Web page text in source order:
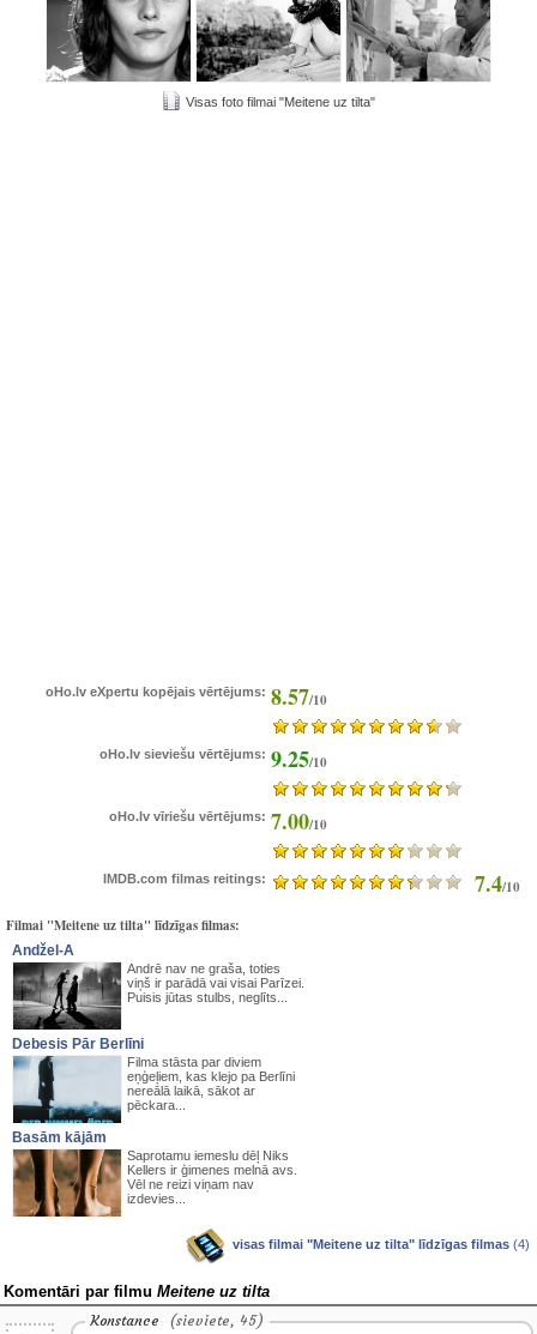
Visas foto filmai "Meitene uz tilta"
oHo.lv eXpertu kopējais vērtējums: 8.57/10
oHo.lv sieviešu vērtējums: 9.25/10
oHo.lv vīriešu vērtējums: 7.00/10
IMDB.com filmas reitings: 7.4/10
Filmai "Meitene uz tilta" līdzīgas filmas:
Andžel-A
Andrē nav ne graša, toties
viņš ir parādā vai visai Parīzei.
Puisis jūtas stulbs, neglīts...
Debesis Pār Berlīni
Filma stāsta par diviem
eņģeļiem, kas klejo pa Berlīni
nereālā laikā, sākot ar
pēckara...
Basām kājām
Saprotamu iemeslu dēļ Niks
Kellers ir ģimenes melnā avs.
Vēl ne reizi viņam nav
izdevies...
visas filmai "Meitene uz tilta" līdzīgas filmas (4)
Komentāri par filmu Meitene uz tilta
Konstance (sieviete, 45)